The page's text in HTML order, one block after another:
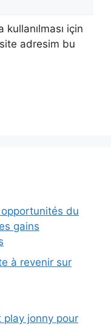
kullanılması için
adresim bu
du
gains
à revenir sur
jonny pour